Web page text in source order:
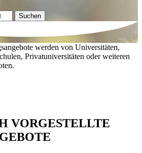
Suchen
werden von Universitäten,
Privatuniversitäten oder weiteren
VORGESTELLTE